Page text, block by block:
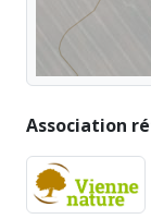
Association